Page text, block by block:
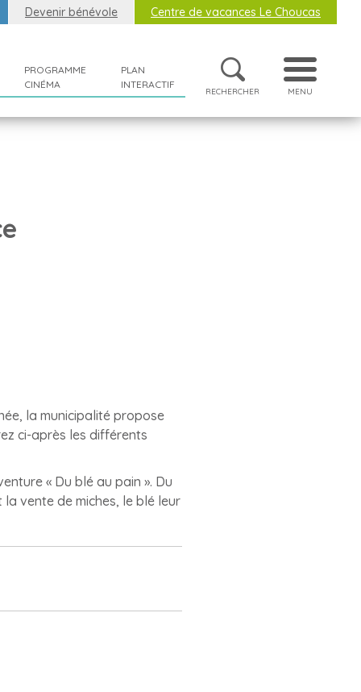
Devenir bénévole Centre de vacances Le Choucas
PROGRAMME
CINÉMA
PLAN
INTERACTIF
RECHERCHER MENU
la municipalité propose
ci-après les différents
« Du blé au pain ». Du
vente de miches, le blé leur